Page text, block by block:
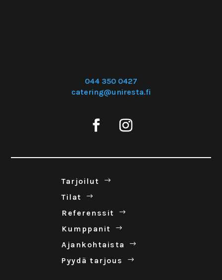
044 350 0427
catering@uniresta.fi
Tar­joilut
Tilat
Refe­renssit
Kump­panit
Ajan­koh­taista
Pyydä tar­jous